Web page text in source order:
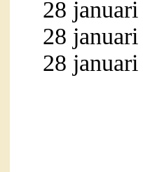
28
28
28